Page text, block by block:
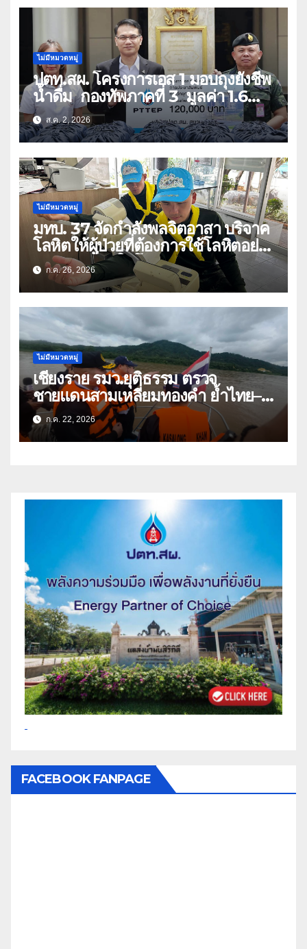
ไม่มีหมวดหมู่
ปตท.สผ. โครงการเอส 1 มอบถุงยังชีพ
น้ำดื่ม กองทัพภาคที่ 3 มูลค่า 1.6
ล้านบาท
ส.ค. 2, 2026
ไม่มีหมวดหมู่
มทบ. 37 จัดกำลังพลจิตอาสา บริจาค
โลหิตให้ผู้ป่วยที่ต้องการใช้โลหิตอย่าง
เร่งด่วน เนื่องในโอกาสวันเฉลิม
พระชนมพรรษา 74 พรรษา และถวาย
เป็นพระราชกุศลแด่พระบาทสมเด็จ
พระเจ้าอยู่หัว
ก.ค. 26, 2026
ไม่มีหมวดหมู่
เชียงราย รมว.ยุติธรรม ตรวจ
ชายแดนสามเหลี่ยมทองคำ ย้ำไทย–
ลาว ผนึกกำลังสกัดยาเสพติด
ก.ค. 22, 2026
FACEBOOK FANPAGE